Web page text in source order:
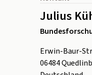
Julius
Erwin-Baur-
06484